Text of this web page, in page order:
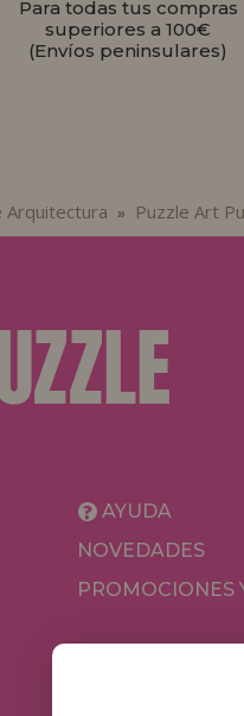
Para todas tus compras
superiores a 100€
(Envíos peninsulares)
Arquitectura » Puzzle Art
AYUDA
NOVEDADES
PROMOCIONES